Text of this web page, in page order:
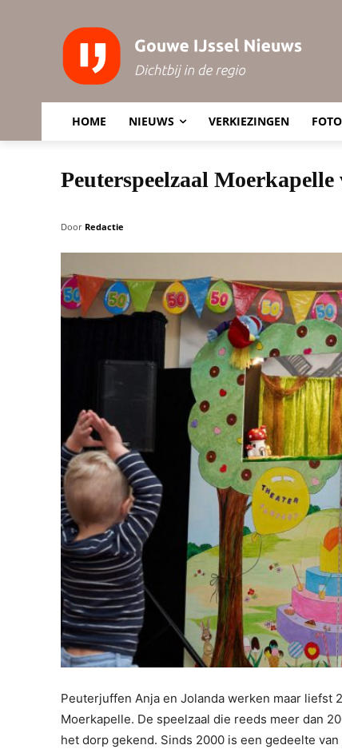
HOME NIEUWS VERKIEZINGEN
Peuterspeelzaal
Door Redactie
Peuterjuffen Anja en Jolanda werken maar liefst
Moerkapelle. De speelzaal die reeds meer dan
het dorp gekend. Sinds 2000 is een gedeelte